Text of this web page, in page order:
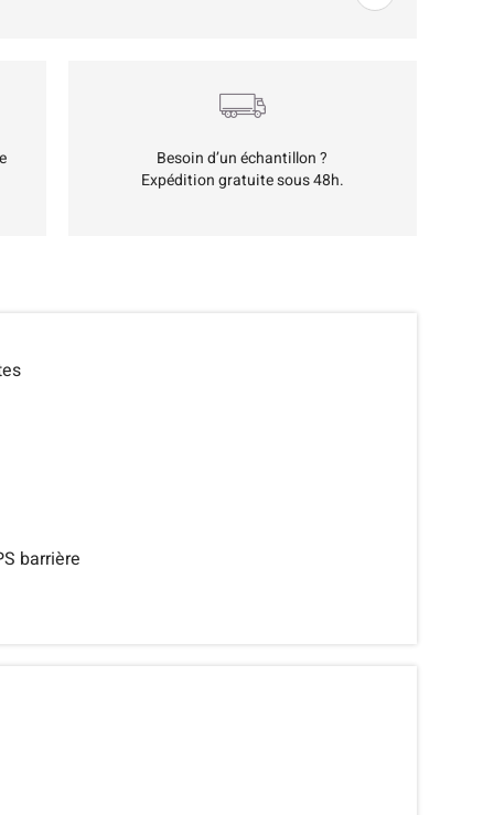
Besoin d’un échantillon ?
Expédition gratuite sous 48h.
barrière